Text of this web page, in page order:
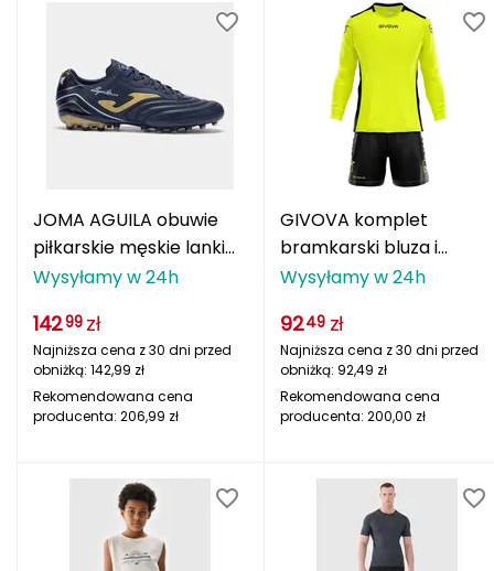
Klymit
LEATT
LOOP WALK
La Sportiva
Lifesystems
JOMA AGUILA obuwie
piłkarskie męskie lanki
na orlik AGUS2503AG
Wysyłamy w 24h
14299 zł
Najniższa cena z 30 dni przed
obniżką: 142,99 zł
Rekomendowana cena
producenta: 206,99 zł
GIVOVA komplet
bramkarski bluza i
spodenki z
Wysyłamy w 24h
9249 zł
Najniższa cena z 30 dni przed
obniżką: 92,49 zł
Rekomendowana cena
producenta: 200,00 zł